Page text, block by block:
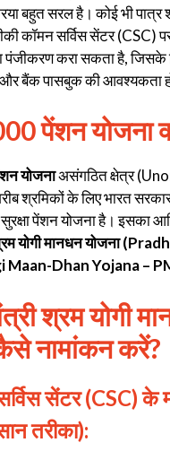
बहुत सरल है। कोई भी
कॉमन सर्विस सेंटर (CSC)
पंजीकरण करा सकता है, जिसके
और बैंक पासबुक की आवश्यकता
पेंशन योजना
योजनाअसंगठित क्षेत्र
श्रमिकों के लिए भारत सरकार
पेंशन योजना है। इसका
योगी मानधन योजना
Maan-Dhan Yojana –
श्रम योगी
नामांकन करें?
सेंटर (CSC) के
तरीका):